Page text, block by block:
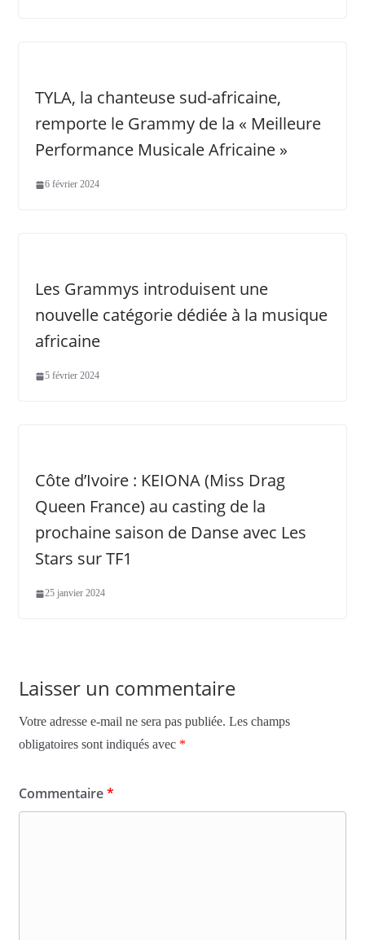
TYLA, la chanteuse sud-africaine,
remporte le Grammy de la « Meilleure
Performance Musicale Africaine »
6 février 2024
Les Grammys introduisent une
nouvelle catégorie dédiée à la musique
africaine
5 février 2024
Côte d’Ivoire : KEIONA (Miss Drag
Queen France) au casting de la
prochaine saison de Danse avec Les
Stars sur TF1
25 janvier 2024
Laisser un commentaire
Votre adresse e-mail ne sera pas publiée. Les champs
obligatoires sont indiqués avec *
Commentaire*